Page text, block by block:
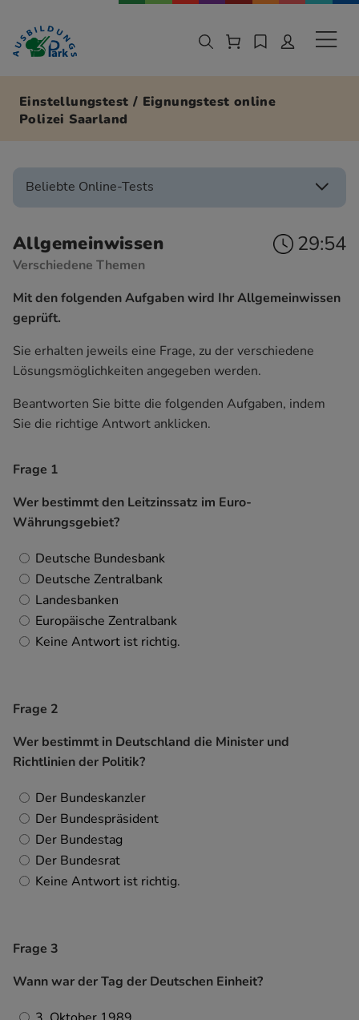
Zur Navigation springen
Zu den Hauptinhalten springen
Einstellungstest / Eignungstest online
Polizei Saarland
Beliebte Online-Tests